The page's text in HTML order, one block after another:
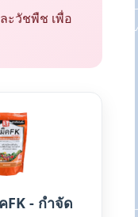
ะวัชพืช เพื่อ
FK - กำจัด